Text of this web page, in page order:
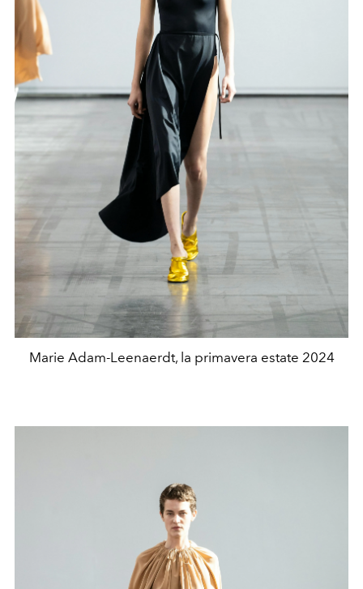
Marie Adam-Leenaerdt, la primavera estate 2024